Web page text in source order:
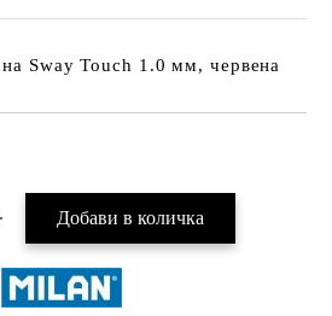
Sway Touch 1.0 мм, червена